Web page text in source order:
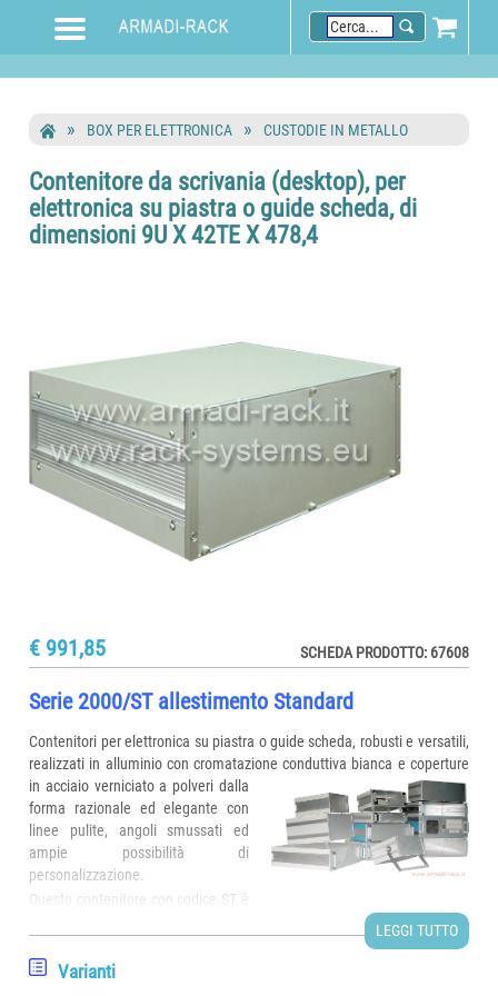
BOX PER ELETTRONICA CUSTODIE IN METALLO
Contenitore da scrivania (desktop), per
elettronica su piastra o guide scheda, di
dimensioni 9U X 42TE X 478,4
€ 991,85 SCHEDA PRODOTTO: 67608
Serie 2000/ST allestimento Standard
Contenitori per elettronica su piastra o guide scheda, robusti e versatili,
realizzati in alluminio con cromatazione conduttiva bianca e coperture
in acciaio verniciato a polveri dalla
forma razionale ed elegante con
linee pulite, angoli smussati ed
ampie possibilità di
personalizzazione.
Questo contenitore con codice ST è
composto da allestimento standard contraddistinto per frontale e
posteriore frazionati in 3 parti, cornici laterali solidali ai fianchi del
contenitore e parte centrale (imbullonata o incernierata) apribile in
LEGGI TUTTO
Varianti